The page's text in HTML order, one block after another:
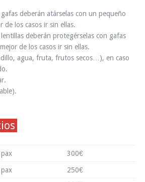
deberán atárselas con un pequeño
de los casos ir sin ellas.
deberán protegérselas con gafas
de los casos ir sin ellas.
agua, fruta, frutos secos…), en caso
300€
250€